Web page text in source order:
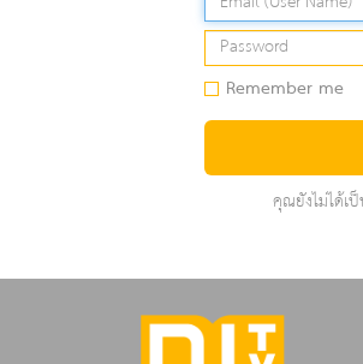
Remember me
คุณยังไม่ได้เ